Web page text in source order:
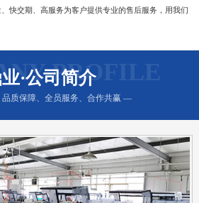
快交期、高服务为客户提供专业的售后服务，用我们
PROFILE
·公司简介
质保障、全员服务、合作共赢 —